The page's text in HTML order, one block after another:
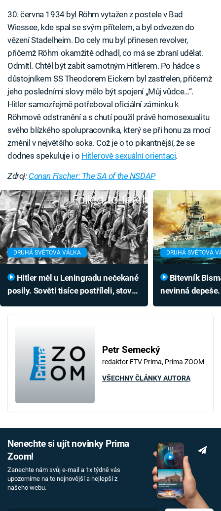
30. června 1934 byl Röhm vytažen z postele v Bad
Wiessee, kde spal se svým přítelem, a byl odvezen do
vězení Stadelheim. Do cely mu byl přinesen revolver,
přičemž Röhm okamžitě odhadl, co má se zbraní udělat.
Odmítl. Chtěl být zabit samotným Hitlerem. Po hádce s
důstojníkem SS Theodorem Eickem byl zastřelen, přičemž
jeho posledními slovy mělo být spojení „Můj vůdce…“.
Hitler samozřejmě potřeboval oficiální záminku k
Röhmově odstranění a s chutí použil právě homosexualitu
svého blízkého spolupracovníka, který se při honu za mocí
změnil v největšího soka. Což je o to pikantnější, že se
dodnes spekuluje i o Hitlerově sexuální orientaci.
Zdroj: Conan Fischer: The SA of the NSDAP
Failed to fetch
DRUHÁ SVĚTOVÁ VÁLKA
posily. Sověti tisíce postříleli, stovky
DRUHÁ SVĚTOVÁ
nevinná
Petr Semecký
redaktor FTV Prima, Prima ZOOM
VŠECHNY ČLÁNKY AUTORA
Nenechte si ujít novinky Prima
Zoom!
Zanechte nám svůj e-mail a 1x týdně vás
upozorníme na to nejnovější a nejlepší z
našeho webu.